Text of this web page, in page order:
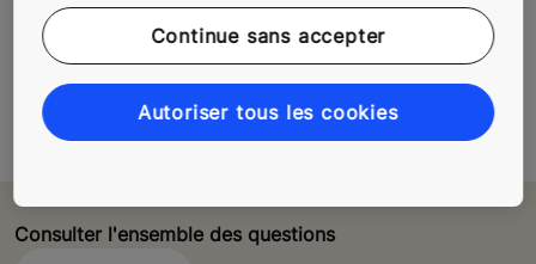
Cependant, KONE accompagne sa clientèle dans la
modernisation ou le remplacement de ces appareils,
grâce à des technologies dédiées.
Consulter l'ensemble des questions
Continue sans accepter
Autoriser tous les cookies